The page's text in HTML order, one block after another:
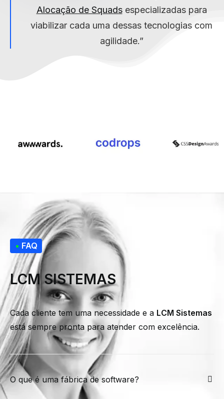
Alocação de Squadsespecializadas para
viabilizar cada uma dessas tecnologias com
agilidade.”
• FAQ
LCM SISTEMAS
Cada cliente tem uma necessidade e a LCM Sistemas
está sempre pronta para atender com excelência.
O que é uma fábrica de software?